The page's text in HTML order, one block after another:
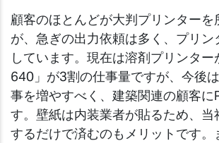
顧客のほとんどが大判プリンターを
が、急ぎの出力依頼は多く、プリン
しています。現在は溶剤プリンタ
640」が3割の仕事量ですが、今後
事を増やすべく、建築関連の顧客に
す。壁紙は内装業者が貼るため、当
するだけで済むのもメリットです。